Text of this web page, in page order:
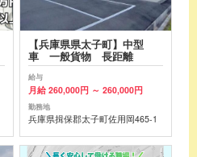
【兵庫県県太子町】中型
車 一般貨物 長距離
給与
月給 260,000円 ～ 260,000円
勤務地
兵庫県揖保郡太子町佐用岡465-1